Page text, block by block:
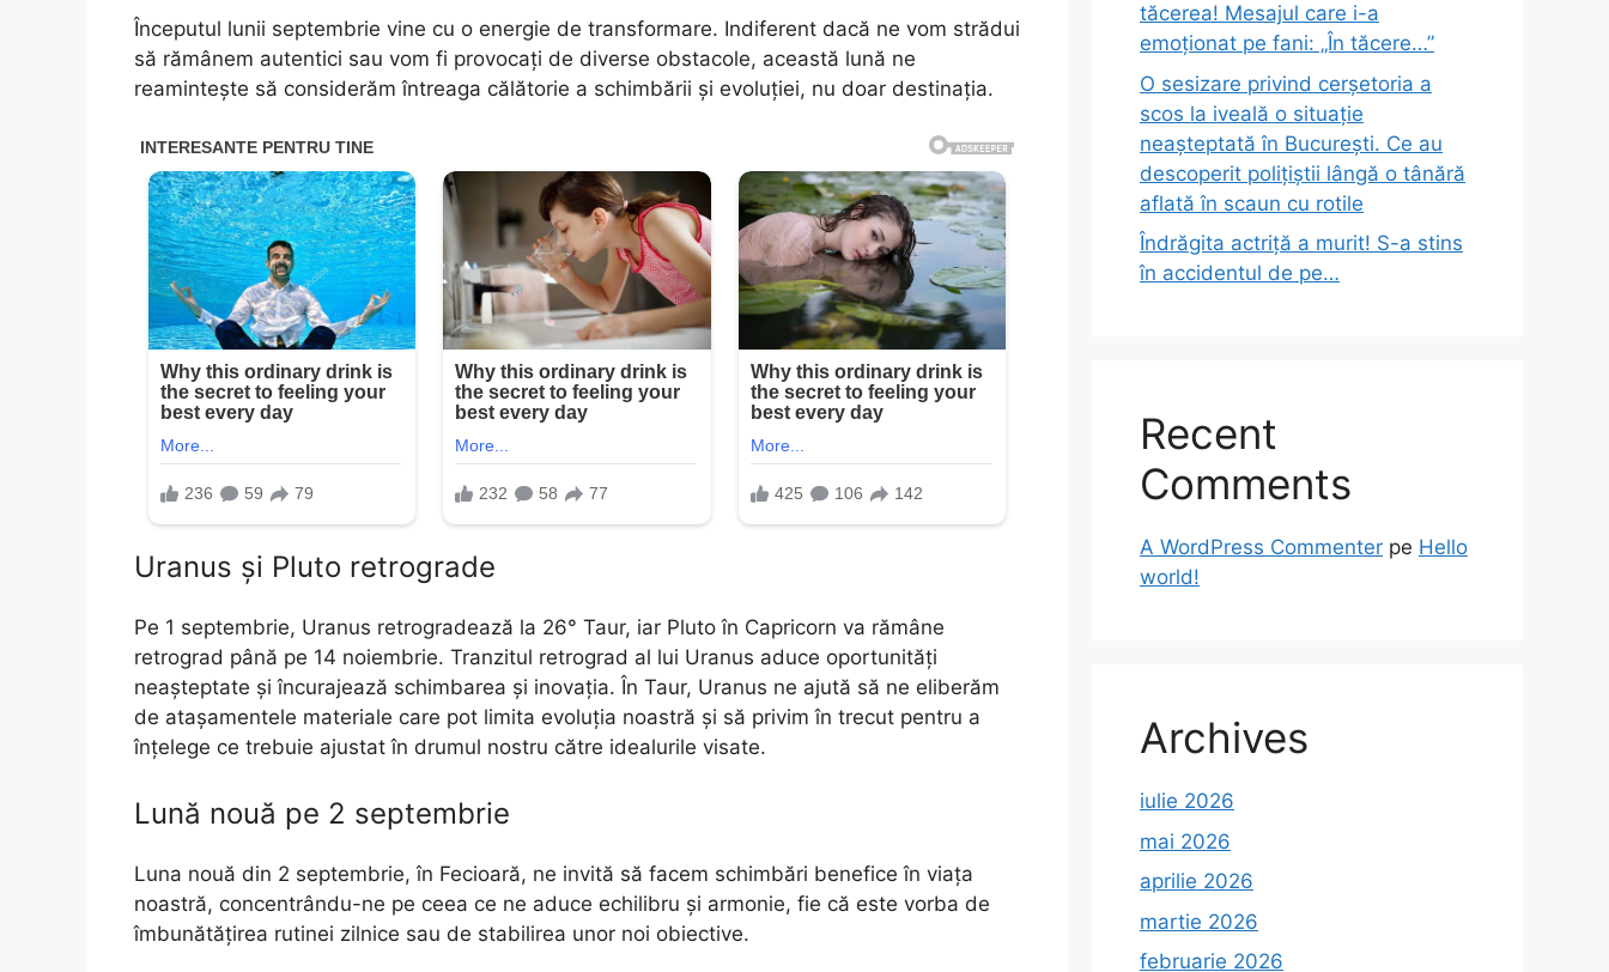
Începutul lunii septembrie vine cu o energie de transformare. Indiferent dacă ne vom strădui
să rămânem autentici sau vom fi provocați de diverse obstacole, această lună ne
reamintește să considerăm întreaga călătorie a schimbării și evoluției, nu doar destinația.
Uranus și Pluto retrograde
Pe 1 septembrie, Uranus retrogradează la 26° Taur, iar Pluto în Capricorn va rămâne
retrograd până pe 14 noiembrie. Tranzitul retrograd al lui Uranus aduce oportunități
neașteptate și încurajează schimbarea și inovația. În Taur, Uranus ne ajută să ne eliberăm
de atașamentele materiale care pot limita evoluția noastră și să privim în trecut pentru a
înțelege ce trebuie ajustat în drumul nostru către idealurile visate.
Lună nouă pe 2 septembrie
Luna nouă din 2 septembrie, în Fecioară, ne invită să facem schimbări benefice în viața
noastră, concentrându-ne pe ceea ce ne aduce echilibru și armonie, fie că este vorba de
îmbunătățirea rutinei zilnice sau de stabilirea unor noi obiective.
tăcerea! Mesajul care i-a
emoționat pe fani: „În tăcere…”
O sesizare privind cerșetoria a
scos la iveală o situație
neașteptată în București. Ce au
descoperit polițiștii lângă o tânără
aflată în scaun cu rotile
Îndrăgita actriță a murit! S-a stins
în accidentul de pe…
Recent
Comments
A WordPress Commenter pe Hello
world!
Archives
iulie 2026
mai 2026
aprilie 2026
martie 2026
februarie 2026